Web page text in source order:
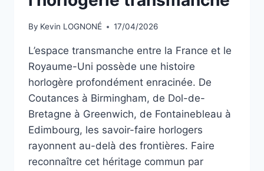
By Kevin LOGNONÉ 17/04/2026
L’espace transmanche entre la France et le
Royaume-Uni possède une histoire
horlogère profondément enracinée. De
Coutances à Birmingham, de Dol-de-
Bretagne à Greenwich, de Fontainebleau à
Edimbourg, les savoir-faire horlogers
rayonnent au-delà des frontières. Faire
reconnaître cet héritage commun par